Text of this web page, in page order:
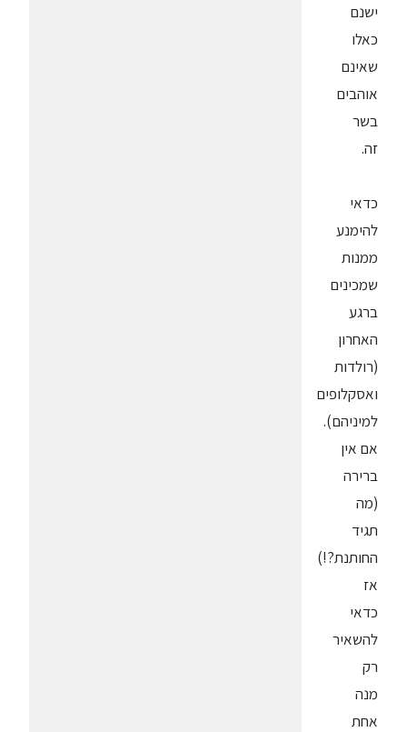
ישנם
כאלו
שאינם
אוהבים
בשר
זה.
כדאי
להימנע
ממנות
שמכינים
ברגע
האחרון
(רולדות
ואסקלופים
למיניהם).
אם אין
ברירה
(מה
תגיד
החותנת?!)
אז
כדאי
להשאיר
רק
מנה
אחת